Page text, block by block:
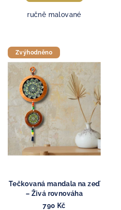
ručně malované
Zvýhodněno
Tečkovaná mandala na zeď
– Živá rovnováha
790 Kč